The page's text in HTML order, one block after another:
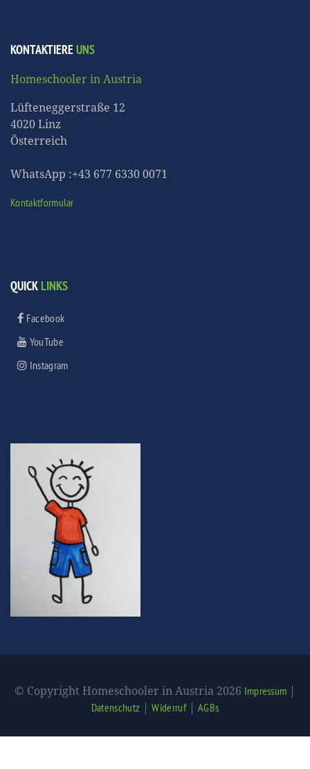
KONTAKTIEREUNS
Homeschooler in Austria
Lüfteneggerstraße 12
4020 Linz
Österreich
WhatsApp :+43 677 6330 0071
Kontaktformular
QUICKLINKS
Facebook
YouTube
Instagram
© Copyright Homeschooler in Austria 2026 Impressum |
Datenschutz |Widerruf| AGBs